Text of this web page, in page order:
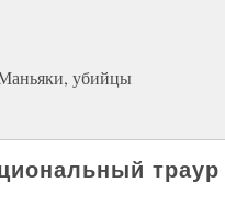
убийцы
траур